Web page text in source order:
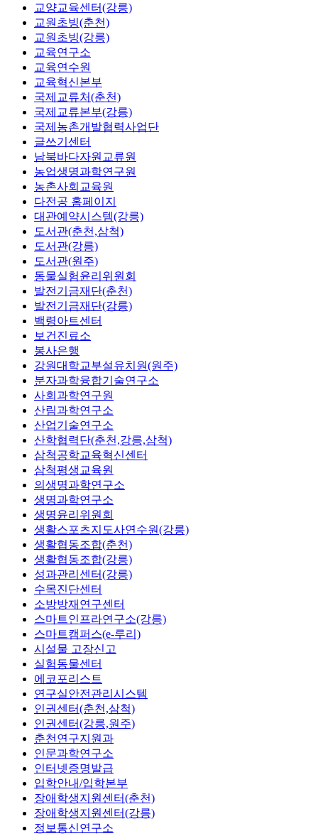
교양교육센터(강릉)
교원초빙(춘천)
교원초빙(강릉)
교육연구소
교육연수원
교육혁신본부
국제교류처(춘천)
국제교류본부(강릉)
국제농촌개발협력사업단
글쓰기센터
남북바다자원교류원
농업생명과학연구원
농촌사회교육원
다전공 홈페이지
대관예약시스템(강릉)
도서관(춘천,삼척)
도서관(강릉)
도서관(원주)
동물실험윤리위원회
발전기금재단(춘천)
발전기금재단(강릉)
백령아트센터
보건진료소
봉사은행
강원대학교부설유치원(원주)
분자과학융합기술연구소
사회과학연구원
산림과학연구소
산업기술연구소
산학협력단(춘천,강릉,삼척)
삼척공학교육혁신센터
삼척평생교육원
의생명과학연구소
생명과학연구소
생명윤리위원회
생활스포츠지도사연수원(강릉)
생활협동조합(춘천)
생활협동조합(강릉)
성과관리센터(강릉)
수목진단센터
소방방재연구센터
스마트인프라연구소(강릉)
스마트캠퍼스(e-루리)
시설물 고장신고
실험동물센터
에코포리스트
연구실안전관리시스템
인권센터(춘천,삼척)
인권센터(강릉,원주)
춘천연구지원과
인문과학연구소
인터넷증명발급
입학안내/입학본부
장애학생지원센터(춘천)
장애학생지원센터(강릉)
정보통신연구소